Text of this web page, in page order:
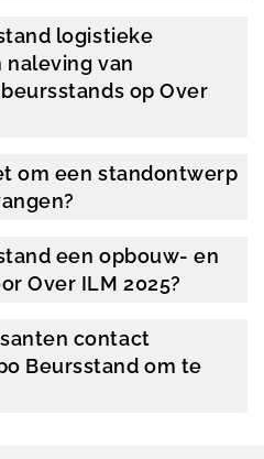
logistieke
van
op Over
om een standontwerp
een opbouw- en
Over ILM 2025?
contact
Beursstand om te